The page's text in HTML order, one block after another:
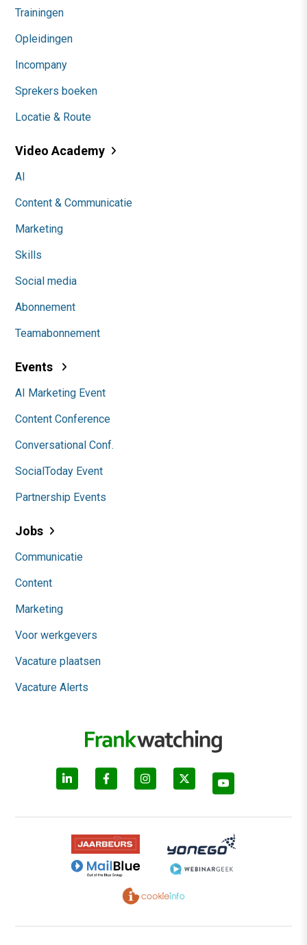
Trainingen
Opleidingen
Incompany
Sprekers boeken
Locatie & Route
Video Academy
AI
Content & Communicatie
Marketing
Skills
Social media
Abonnement
Teamabonnement
Events
AI Marketing Event
Content Conference
Conversational Conf.
SocialToday Event
Partnership Events
Jobs
Communicatie
Content
Marketing
Voor werkgevers
Vacature plaatsen
Vacature Alerts